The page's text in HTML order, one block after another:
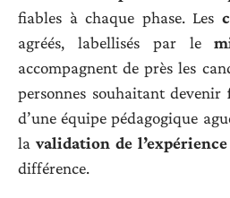
fiables à chaque phase. Les
agréés, labellisés par le
accompagnent de près les
personnes souhaitant devenir
d’une équipe pédagogique
lavalidation de l’expérience
différence.